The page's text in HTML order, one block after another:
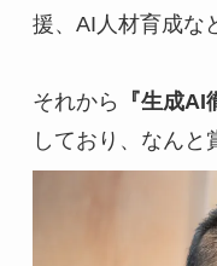
援、AI人材育成な
それから 『生成AI
しており、なんと